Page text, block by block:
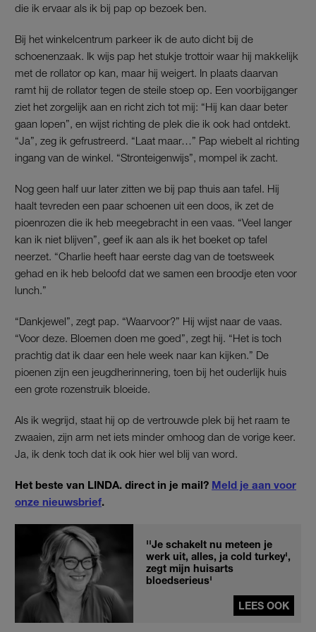
die ik ervaar als ik bij pap op bezoek ben.
Bij het winkelcentrum parkeer ik de auto dicht bij de
schoenenzaak. Ik wijs pap het stukje trottoir waar hij makkelijk
met de rollator op kan, maar hij weigert. In plaats daarvan
ramt hij de rollator tegen de steile stoep op. Een voorbijganger
ziet het zorgelijk aan en richt zich tot mij: “Hij kan daar beter
gaan lopen”, en wijst richting de plek die ik ook had ontdekt.
“Ja”, zeg ik gefrustreerd. “Laat maar…” Pap wiebelt al richting
ingang van de winkel. “Stronteigenwijs”, mompel ik zacht.
Nog geen half uur later zitten we bij pap thuis aan tafel. Hij
haalt tevreden een paar schoenen uit een doos, ik zet de
pioenrozen die ik heb meegebracht in een vaas. “Veel langer
kan ik niet blijven”, geef ik aan als ik het boeket op tafel
neerzet. “Charlie heeft haar eerste dag van de toetsweek
gehad en ik heb beloofd dat we samen een broodje eten voor
lunch.”
“Dankjewel”, zegt pap. “Waarvoor?” Hij wijst naar de vaas.
“Voor deze. Bloemen doen me goed”, zegt hij. “Het is toch
prachtig dat ik daar een hele week naar kan kijken.” De
pioenen zijn een jeugdherinnering, toen bij het ouderlijk huis
een grote rozenstruik bloeide.
Als ik wegrijd, staat hij op de vertrouwde plek bij het raam te
zwaaien, zijn arm net iets minder omhoog dan de vorige keer.
Ja, ik denk toch dat ik ook hier wel blij van word.
Het beste van LINDA. direct in je mail? Meld je aan voor
onze nieuwsbrief.
''Je schakelt nu meteen je
werk uit, alles, ja cold turkey',
zegt mijn huisarts
bloedserieus'
LEES OOK